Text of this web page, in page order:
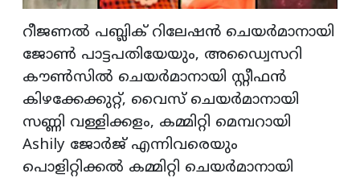
റീജണൽ പബ്ലിക് റിലേഷൻ ചെയർമാനായി
ജോൺ പാട്ടപതിയേയും, അഡ്വൈസറി
കൗൺസിൽ ചെയർമാനായി സ്റ്റീഫൻ
കിഴക്കേക്കുറ്റ്, വൈസ് ചെയർമാനായി
സണ്ണി വള്ളിക്കളം, കമ്മിറ്റി മെമ്പറായി
Ashily ജോർജ് എന്നിവരെയും
പൊളിറ്റിക്കൽ കമ്മിറ്റി ചെയർമാനായി